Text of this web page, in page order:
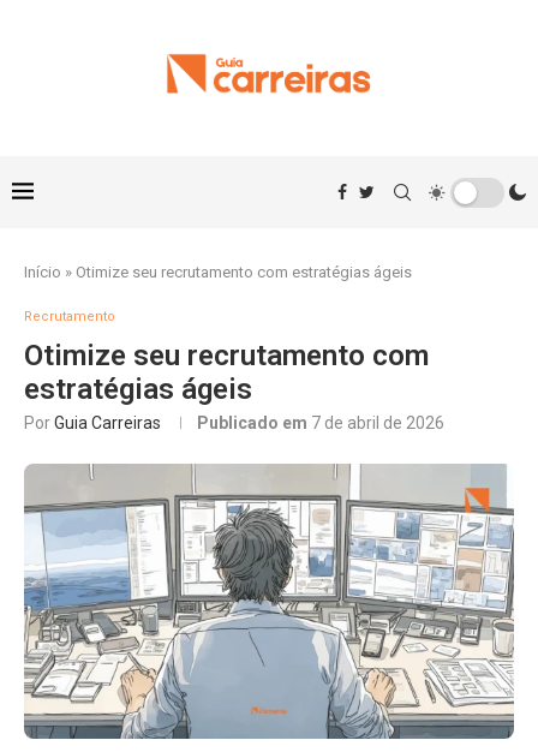
Início » Otimize seu recrutamento com estratégias ágeis
Recrutamento
Otimize seu recrutamento com
estratégias ágeis
PorGuia Carreiras Publicado em 7 de abril de 2026